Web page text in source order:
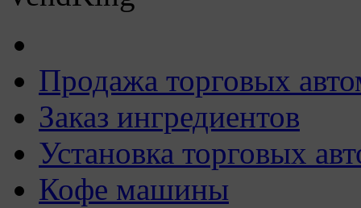
Продажа торговых
Заказ ингредиентов
Установка торговых
Кофе машины